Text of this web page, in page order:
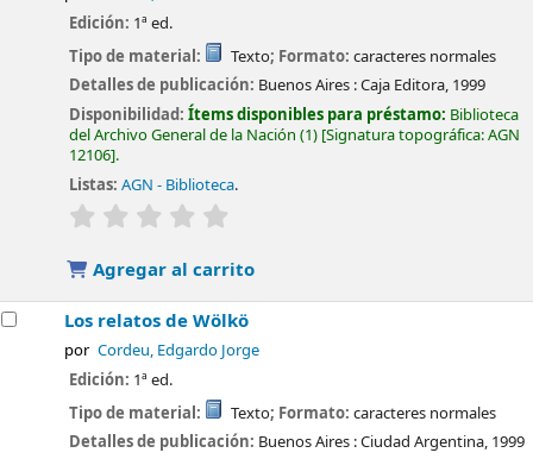
Edición: 1ª ed.
Tipo de material:
Texto; Formato: caracteres normales
Detalles de publicación: Buenos Aires :Caja Editora, 1999
Disponibilidad:Ítems disponibles para préstamo: Biblioteca
del Archivo General de la Nación (1) Signatura topográfica:AGN
12106 .
Listas: AGN - Biblioteca.
valoración
Agregar al carrito
Los relatos de Wölkö
por Cordeu, Edgardo Jorge
Edición: 1ª ed.
Tipo de material:
Texto; Formato: caracteres normales
Detalles de publicación: Buenos Aires :Ciudad Argentina, 1999